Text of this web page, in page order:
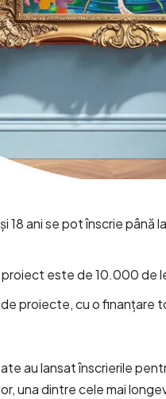
18 ani se pot înscrie până
este de 10.000 de
proiecte, cu o
au lansat înscrierile
una dintre cele mai